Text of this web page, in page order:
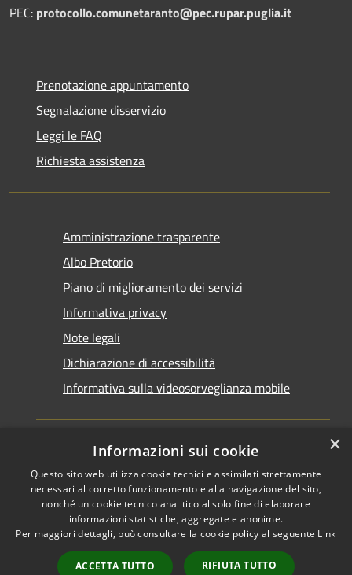
PEC: protocollo.comunetaranto@pec.rupar.puglia.it
Prenotazione appuntamento
Segnalazione disservizio
Leggi le FAQ
Richiesta assistenza
Amministrazione trasparente
Albo Pretorio
Piano di miglioramento dei servizi
Informativa privacy
Note legali
Dichiarazione di accessibilità
Informativa sulla videosorveglianza mobile
RSS
Accessibilità
Cookie
Mappa del sito
Copyright © 2026 • Comune di
Taranto • Powered by
Municipium•Accesso
redazione
×
Informazioni sui cookie
Questo sito web utilizza cookie tecnici e assimilati strettamente
necessari al corretto funzionamento e alla navigazione del sito,
nonché un cookie tecnico analitico al solo fine di elaborare
informazioni statistiche, aggregate e anonime.
Per maggiori dettagli, può consultare la cookie policy al seguente Link
ACCETTA TUTTO RIFIUTA TUTTO